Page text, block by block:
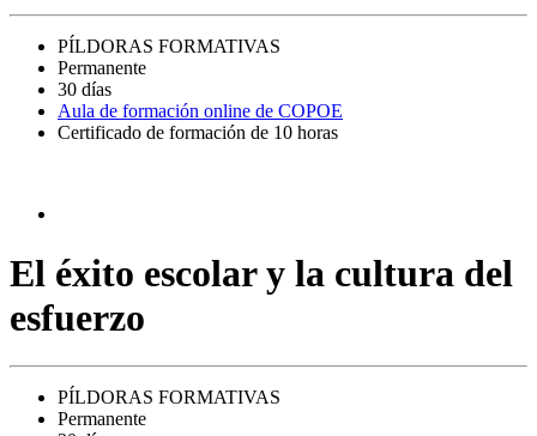
PÍLDORAS FORMATIVAS
Permanente
30 días
Aula de formación online de COPOE
Certificado de formación de 10 horas
El éxito escolar y la cultura del
esfuerzo
PÍLDORAS FORMATIVAS
Permanente